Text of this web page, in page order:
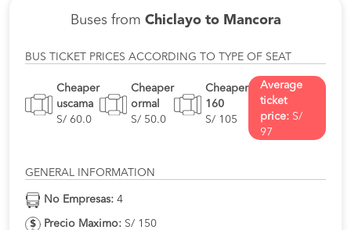
Buses from Chiclayo to Mancora
BUS TICKET PRICES ACCORDING TO TYPE OF SEAT
Cheaper
uscama
S/ 60.0
Cheaper
ormal
S/ 50.0
Cheaper
160
S/ 105
Average
ticket
price: S/
97
GENERAL INFORMATION
No Empresas: 4
Precio Maximo: S/ 150